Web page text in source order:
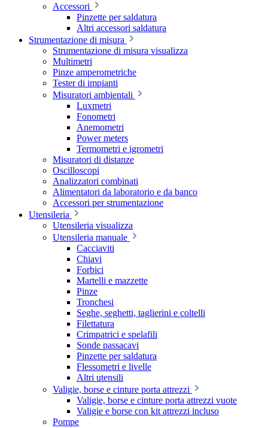
Accessori
Pinzette per saldatura
Altri accessori saldatura
Strumentazione di misura
Strumentazione di misura visualizza
Multimetri
Pinze amperometriche
Tester di impianti
Misuratori ambientali
Luxmetri
Fonometri
Anemometri
Power meters
Termometri e igrometri
Misuratori di distanze
Oscilloscopi
Analizzatori combinati
Alimentatori da laboratorio e da banco
Accessori per strumentazione
Utensileria
Utensileria visualizza
Utensileria manuale
Cacciaviti
Chiavi
Forbici
Martelli e mazzette
Pinze
Tronchesi
Seghe, seghetti, taglierini e coltelli
Filettatura
Crimpatrici e spelafili
Sonde passacavi
Pinzette per saldatura
Flessometri e livelle
Altri utensili
Valigie, borse e cinture porta attrezzi
Valigie, borse e cinture porta attrezzi vuote
Valigie e borse con kit attrezzi incluso
Pompe